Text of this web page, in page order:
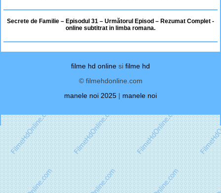
Secrete de Familie – Episodul 31 – Următorul Episod – Rezumat Complet -
online subtitrat in limba romana.
filme hd online si filme hd
© filmehdonline.com
manele noi 2025 | manele noi